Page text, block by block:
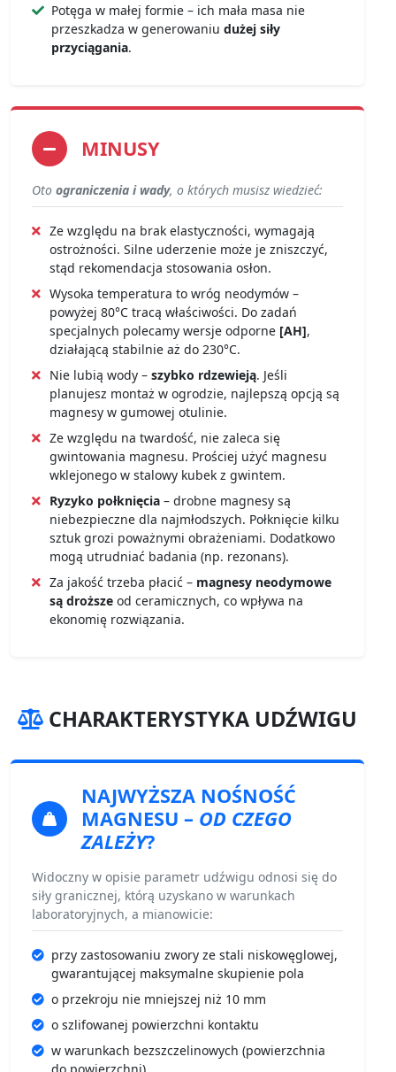
Potęga w małej formie – ich mała masa nie
przeszkadza w generowaniu dużej siły
przyciągania.
MINUSY
Oto ograniczenia i wady, o których musisz wiedzieć:
Ze względu na brak elastyczności, wymagają
ostrożności. Silne uderzenie może je zniszczyć,
stąd rekomendacja stosowania osłon.
Wysoka temperatura to wróg neodymów –
powyżej 80°C tracą właściwości. Do zadań
specjalnych polecamy wersje odporne [AH],
działającą stabilnie aż do 230°C.
Nie lubią wody – szybko rdzewieją. Jeśli
planujesz montaż w ogrodzie, najlepszą opcją są
magnesy w gumowej otulinie.
Ze względu na twardość, nie zaleca się
gwintowania magnesu. Prościej użyć magnesu
wklejonego w stalowy kubek z gwintem.
Ryzyko połknięcia – drobne magnesy są
niebezpieczne dla najmłodszych. Połknięcie kilku
sztuk grozi poważnymi obrażeniami. Dodatkowo
mogą utrudniać badania (np. rezonans).
Za jakość trzeba płacić – magnesy neodymowe
są droższe od ceramicznych, co wpływa na
ekonomię rozwiązania.
CHARAKTERYSTYKA UDŹWIGU
NAJWYŻSZA NOŚNOŚĆ
MAGNESU – OD CZEGO
ZALEŻY?
Widoczny w opisie parametr udźwigu odnosi się do
siły granicznej, którą uzyskano w warunkach
laboratoryjnych, a mianowicie:
przy zastosowaniu zwory ze stali niskowęglowej,
gwarantującej maksymalne skupienie pola
o przekroju nie mniejszej niż 10 mm
o szlifowanej powierzchni kontaktu
w warunkach bezszczelinowych (powierzchnia
do powierzchni)